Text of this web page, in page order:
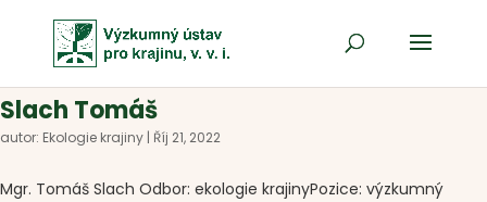
Slach Tomáš
autor: Ekologie krajiny | Říj 21, 2022
Mgr. Tomáš Slach Odbor: ekologie krajinyPozice: výzkumný